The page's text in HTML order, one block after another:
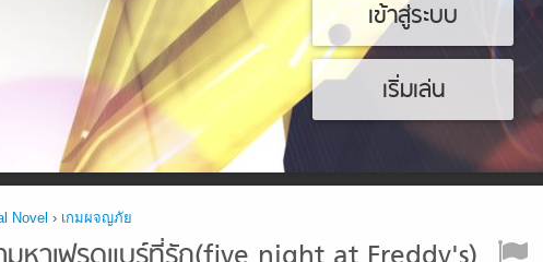
เข้าสู่ระบบ
เริ่มเล่น
Novel › เกมผจญภัย